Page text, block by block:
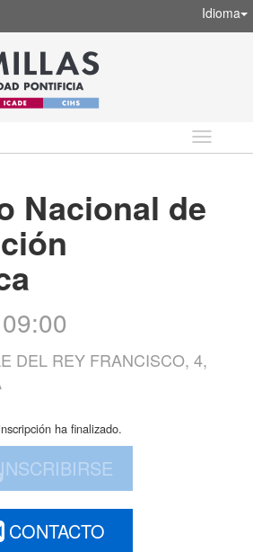
Idioma
Idioma
Nacional de
DEL REY FRANCISCO, 4,
ha finalizado.
INSCRIBIRSE
CONTACTO